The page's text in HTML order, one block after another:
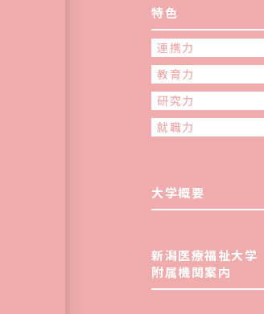
特色
連携力
教育力
研究力
就職力
大学概要
新潟医療福祉大学
附属機関案内